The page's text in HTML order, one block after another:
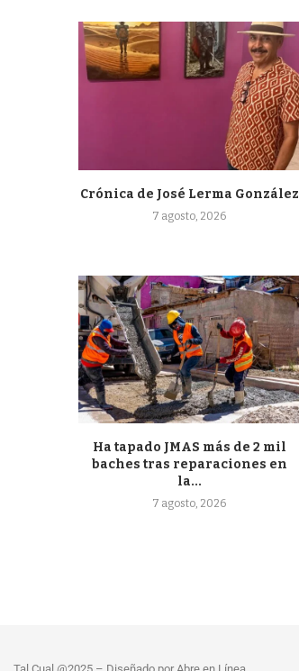
Crónica de José Lerma González
7 agosto, 2026
Ha tapado JMAS más de 2 mil
baches tras reparaciones en
la...
7 agosto, 2026